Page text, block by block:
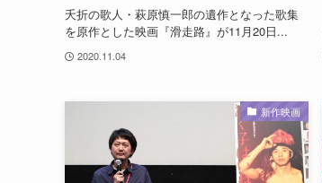
夭折の歌人・萩原慎一郎の遺作となった歌集
を原作とした映画『滑走路』が11月20日...
2020.11.04
新作映画